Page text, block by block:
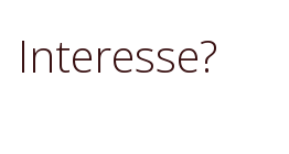
Interesse?